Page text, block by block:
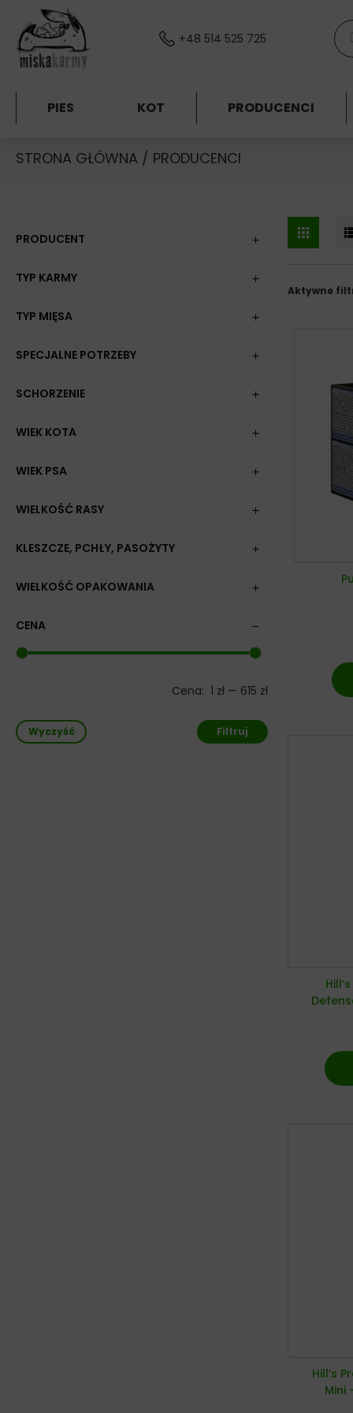
Skocz do treści
+48 514 525 725
PIES KOT PRODUCENCI
STRONA GŁÓWNA / PRODUCENCI
Aktywne
Hill’s
Mini
PRODUCENT
TYP KARMY
TYP MIĘSA
SPECJALNE POTRZEBY
SCHORZENIE
WIEK KOTA
WIEK PSA
WIELKOŚĆ RASY
KLESZCZE, PCHŁY, PASOŻYTY
WIELKOŚĆ OPAKOWANIA
CENA
Cena: 1 zł — 615 zł
Wyczyść Filtruj